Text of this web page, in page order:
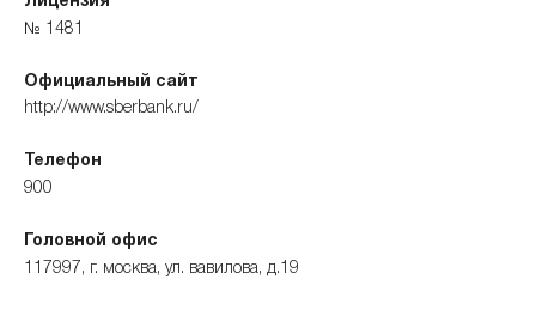
№ 1481
Официальный сайт
http://www.sberbank.ru/
Телефон
900
Головной офис
117997, г. москва, ул. вавилова, д.19